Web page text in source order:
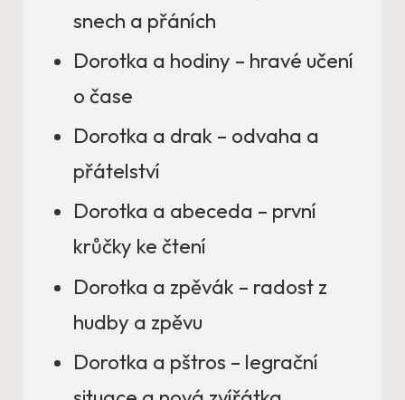
snech a přáních
Dorotka a hodiny – hravé učení
o čase
Dorotka a drak – odvaha a
přátelství
Dorotka a abeceda – první
krůčky ke čtení
Dorotka a zpěvák – radost z
hudby a zpěvu
Dorotka a pštros – legrační